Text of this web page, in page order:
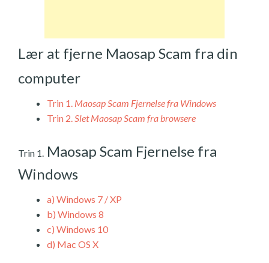
Lær at fjerne Maosap Scam fra din
computer
Trin 1. Maosap Scam Fjernelse fra Windows
Trin 2.Slet Maosap Scam fra browsere
Trin 1. Maosap Scam Fjernelse fra
Windows
a) Windows 7 / XP
b) Windows 8
c) Windows 10
d) Mac OS X